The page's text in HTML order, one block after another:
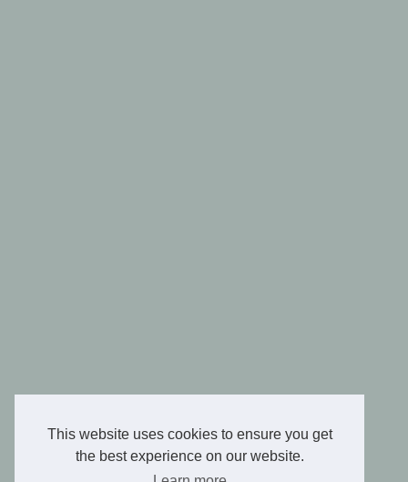
This website uses cookies to ensure you get
the best experience on our website.